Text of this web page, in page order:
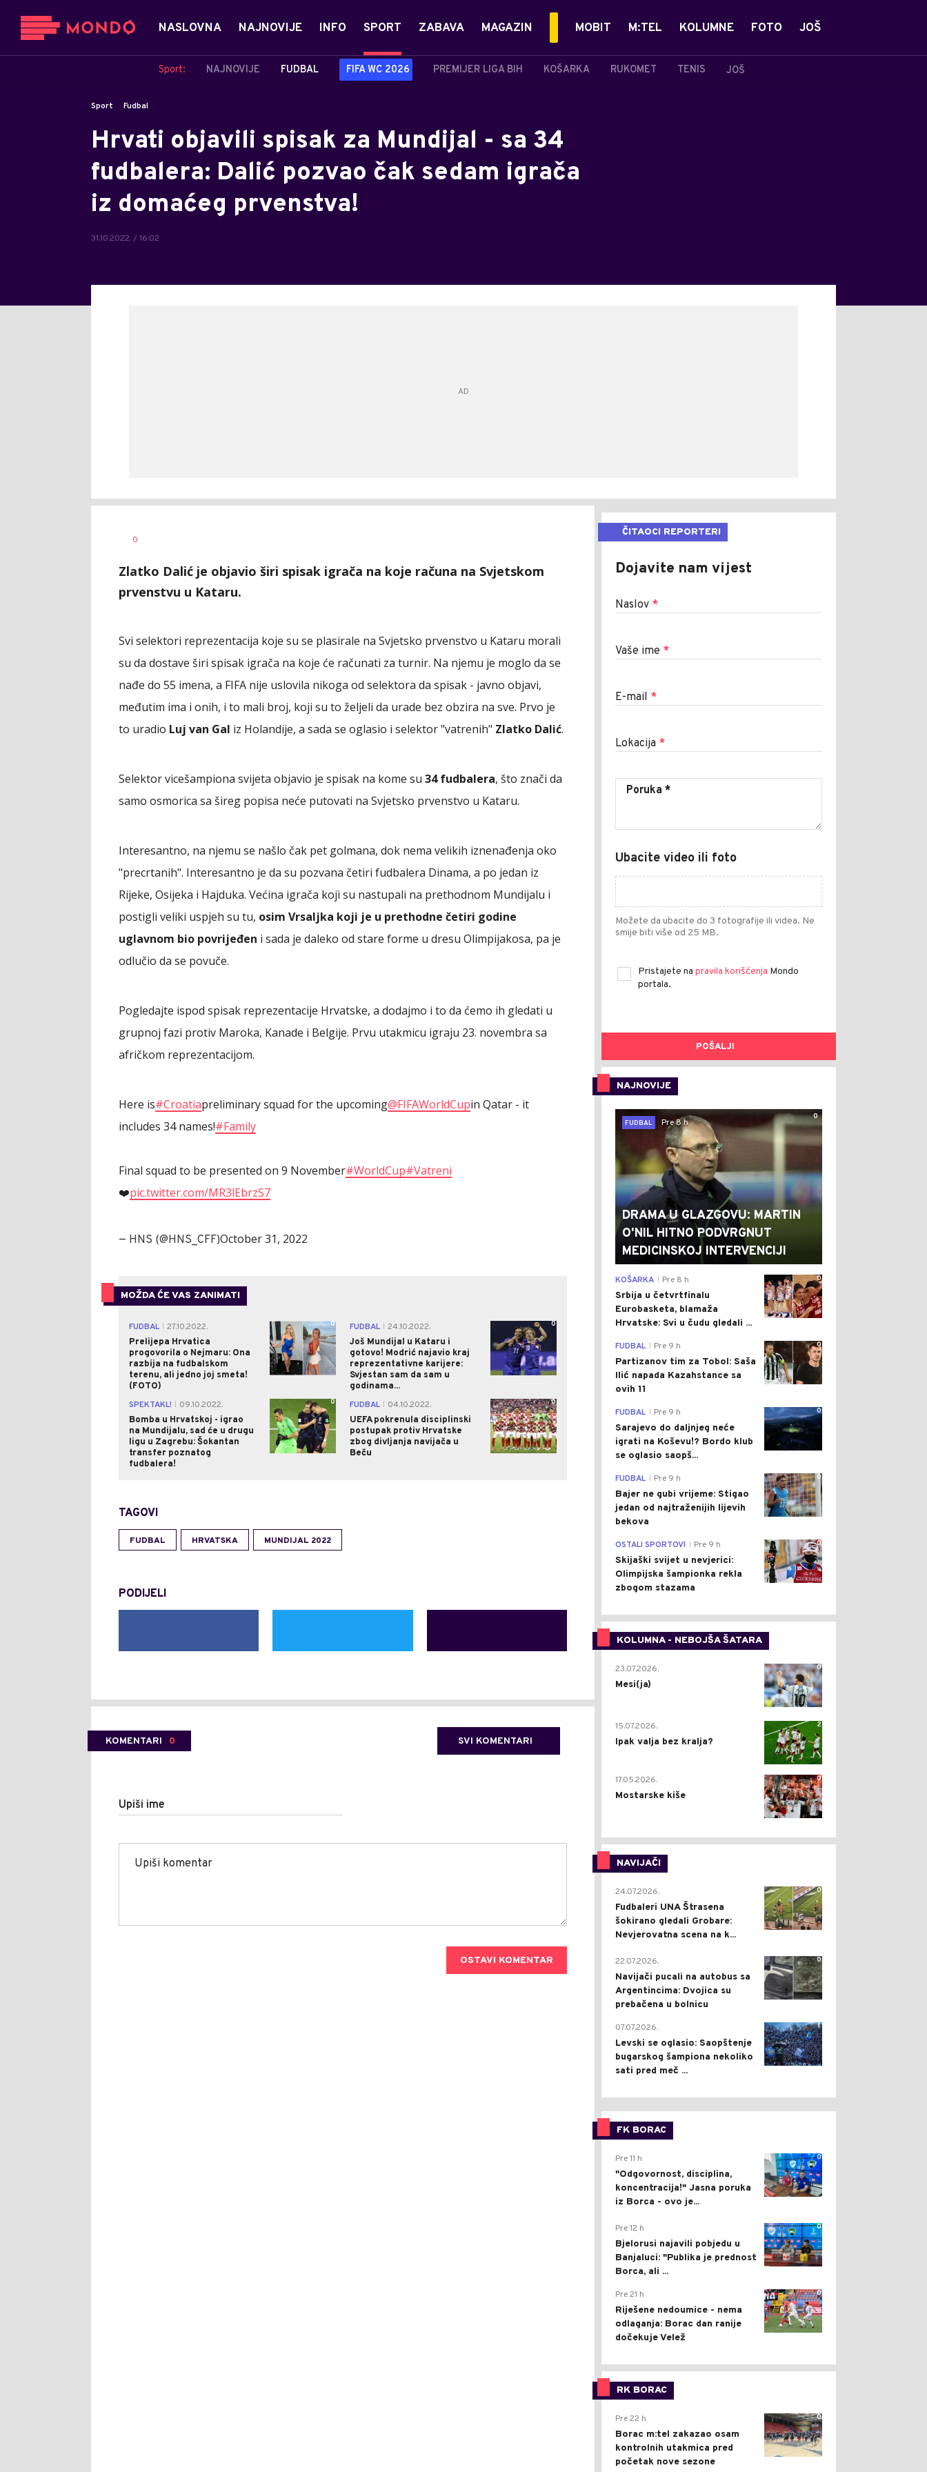
NASLOVNA NAJNOVIJE INFO SPORT
Sport: NAJNOVIJE FUDBAL FIFA WC 2026 PREMIJER LIGA BIH KOŠARKA RUKOMET TENIS JOŠ
ZABAVA MAGAZIN MOBIT M:TEL KOLUMNE FOTO JOŠ
Sport Fudbal
Hrvati objavili spisak za Mundijal - sa 34
fudbalera: Dalić pozvao čak sedam igrača
iz domaćeg prvenstva!
31.10.2022. / 16:02
AUTOR
0
Zlatko Dalić je objavio širi spisak igrača na koje računa na Svjetskom
prvenstvu u Kataru.
Svi selektori reprezentacija koje su se plasirale na Svjetsko prvenstvo u Kataru morali
su da dostave širi spisak igrača na koje će računati za turnir. Na njemu je moglo da se
nađe do 55 imena, a FIFA nije uslovila nikoga od selektora da spisak - javno objavi,
međutim ima i onih, i to mali broj, koji su to željeli da urade bez obzira na sve. Prvo je
to uradio Luj van Gal iz Holandije, a sada se oglasio i selektor "vatrenih" Zlatko Dalić.
Selektor vicešampiona svijeta objavio je spisak na kome su 34 fudbalera, što znači da
samo osmorica sa šireg popisa neće putovati na Svjetsko prvenstvo u Kataru.
Interesantno, na njemu se našlo čak pet golmana, dok nema velikih iznenađenja oko
"precrtanih". Interesantno je da su pozvana četiri fudbalera Dinama, a po jedan iz
Rijeke, Osijeka i Hajduka. Većina igrača koji su nastupali na prethodnom Mundijalu i
postigli veliki uspjeh su tu, osim Vrsaljka koji je u prethodne četiri godine
uglavnom bio povrijeđen i sada je daleko od stare forme u dresu Olimpijakosa, pa je
odlučio da se povuče.
Pogledajte ispod spisak reprezentacije Hrvatske, a dodajmo i to da ćemo ih gledati u
grupnoj fazi protiv Maroka, Kanade i Belgije. Prvu utakmicu igraju 23. novembra sa
afričkom reprezentacijom.
Here is#Croatiapreliminary squad for the upcoming@FIFAWorldCupin Qatar - it
includes 34 names!#Family
Final squad to be presented on 9 November#WorldCup#Vatreni
❤️‍pic.twitter.com/MR3lEbrzS7
— HNS (@HNS_CFF)October 31, 2022
MOŽDA ĆE VAS ZANIMATI
FUDBAL
27.10.2022.
Prelijepa Hrvatica
progovorila o Nejmaru: Ona
razbija na fudbalskom
terenu, ali jedno joj smeta!
(FOTO)
0 FUDBAL
24.10.2022.
Još Mundijal u Kataru i
gotovo! Modrić najavio kraj
reprezentativne karijere:
Svjestan sam da sam u
godinama...
0
SPEKTAKL!
09.10.2022.
Bomba u Hrvatskoj - igrao
na Mundijalu, sad će u drugu
ligu u Zagrebu: Šokantan
transfer poznatog
fudbalera!
0 FUDBAL
04.10.2022.
UEFA pokrenula disciplinski
postupak protiv Hrvatske
zbog divljanja navijača u
Beču
0
TAGOVI
FUDBAL HRVATSKA MUNDIJAL 2022
PODIJELI
KOMENTARI 0 SVI KOMENTARI
Upiši ime
OSTAVI KOMENTAR
ČITAOCI REPORTERI
Dojavite nam vijest
Naslov *
Vaše ime *
E-mail *
Lokacija *
Ubacite video ili foto
Možete da ubacite do 3 fotografije ili videa. Ne
smije biti više od 25 MB.
Pristajete na pravila korišćenja Mondo
portala.
POŠALJI
NAJNOVIJE
0
FUDBAL
Pre 8 h
DRAMA U GLAZGOVU: MARTIN
O'NIL HITNO PODVRGNUT
MEDICINSKOJ INTERVENCIJI
0
KOŠARKA Pre 8 h
Srbija u četvrtfinalu
Eurobasketa, blamaža
Hrvatske: Svi u čudu gledali ...
0
FUDBAL Pre 9 h
Partizanov tim za Tobol: Saša
Ilić napada Kazahstance sa
ovih 11
0
FUDBAL Pre 9 h
Sarajevo do daljnjeg neće
igrati na Koševu!? Bordo klub
se oglasio saopš...
0
FUDBAL Pre 9 h
Bajer ne gubi vrijeme: Stigao
jedan od najtraženijih lijevih
bekova
0
OSTALI SPORTOVI Pre 9 h
Skijaški svijet u nevjerici:
Olimpijska šampionka rekla
zbogom stazama
KOLUMNA - NEBOJŠA ŠATARA
0
23.07.2026.
Mesi(ja)
2
15.07.2026.
Ipak valja bez kralja?
0
17.05.2026.
Mostarske kiše
NAVIJAČI
0
24.07.2026.
Fudbaleri UNA Štrasena
šokirano gledali Grobare:
Nevjerovatna scena na k...
0
22.07.2026.
Navijači pucali na autobus sa
Argentincima: Dvojica su
prebačena u bolnicu
1
07.07.2026.
Levski se oglasio: Saopštenje
bugarskog šampiona nekoliko
sati pred meč ...
FK BORAC
0
Pre 11 h
"Odgovornost, disciplina,
koncentracija!" Jasna poruka
iz Borca - ovo je...
0
Pre 12 h
Bjelorusi najavili pobjedu u
Banjaluci: "Publika je prednost
Borca, ali ...
0
Pre 21 h
Riješene nedoumice - nema
odlaganja: Borac dan ranije
dočekuje Velež
RK BORAC
0
Pre 22 h
Borac m:tel zakazao osam
kontrolnih utakmica pred
početak nove sezone